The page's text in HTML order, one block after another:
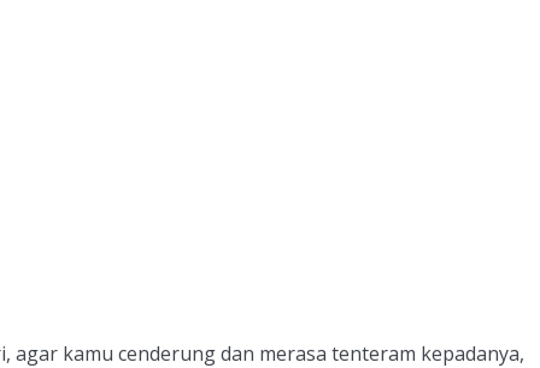
kamu cenderung dan merasa tenteram kepadanya,